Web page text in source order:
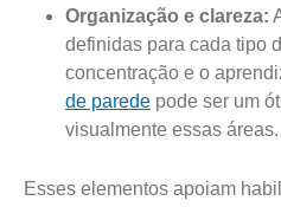
Organização e clareza:
definidas para cada tipo
concentração e o
de parede pode ser um
visualmente essas áreas.
Esses elementos apoiam